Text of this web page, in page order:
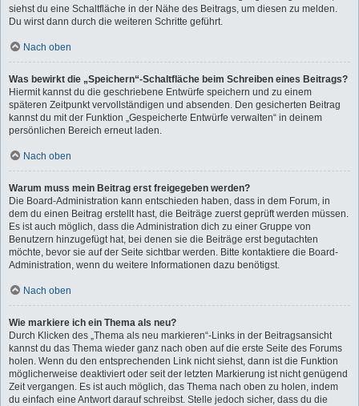
siehst du eine Schaltfläche in der Nähe des Beitrags, um diesen zu melden.
Du wirst dann durch die weiteren Schritte geführt.
Nach oben
Was bewirkt die „Speichern“-Schaltfläche beim Schreiben eines Beitrags?
Hiermit kannst du die geschriebene Entwürfe speichern und zu einem
späteren Zeitpunkt vervollständigen und absenden. Den gesicherten Beitrag
kannst du mit der Funktion „Gespeicherte Entwürfe verwalten“ in deinem
persönlichen Bereich erneut laden.
Nach oben
Warum muss mein Beitrag erst freigegeben werden?
Die Board-Administration kann entschieden haben, dass in dem Forum, in
dem du einen Beitrag erstellt hast, die Beiträge zuerst geprüft werden müssen.
Es ist auch möglich, dass die Administration dich zu einer Gruppe von
Benutzern hinzugefügt hat, bei denen sie die Beiträge erst begutachten
möchte, bevor sie auf der Seite sichtbar werden. Bitte kontaktiere die Board-
Administration, wenn du weitere Informationen dazu benötigst.
Nach oben
Wie markiere ich ein Thema als neu?
Durch Klicken des „Thema als neu markieren“-Links in der Beitragsansicht
kannst du das Thema wieder ganz nach oben auf die erste Seite des Forums
holen. Wenn du den entsprechenden Link nicht siehst, dann ist die Funktion
möglicherweise deaktiviert oder seit der letzten Markierung ist nicht genügend
Zeit vergangen. Es ist auch möglich, das Thema nach oben zu holen, indem
du einfach eine Antwort darauf schreibst. Stelle jedoch sicher, dass du die